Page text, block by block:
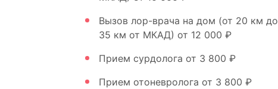
Вызов лор-врача на дом (от 20 км до
35 км от МКАД) от 12 000 ₽
Прием сурдолога от 3 800 ₽
Прием отоневролога от 3 800 ₽